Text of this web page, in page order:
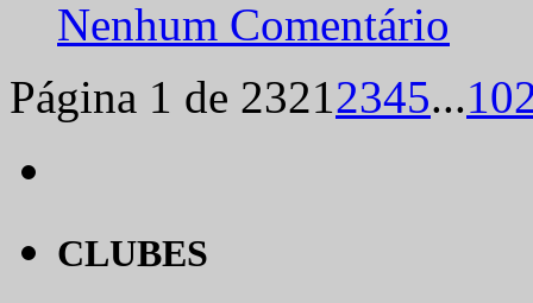
Nenhum Comentário
Página 1 de 23212345...10
CLUBES